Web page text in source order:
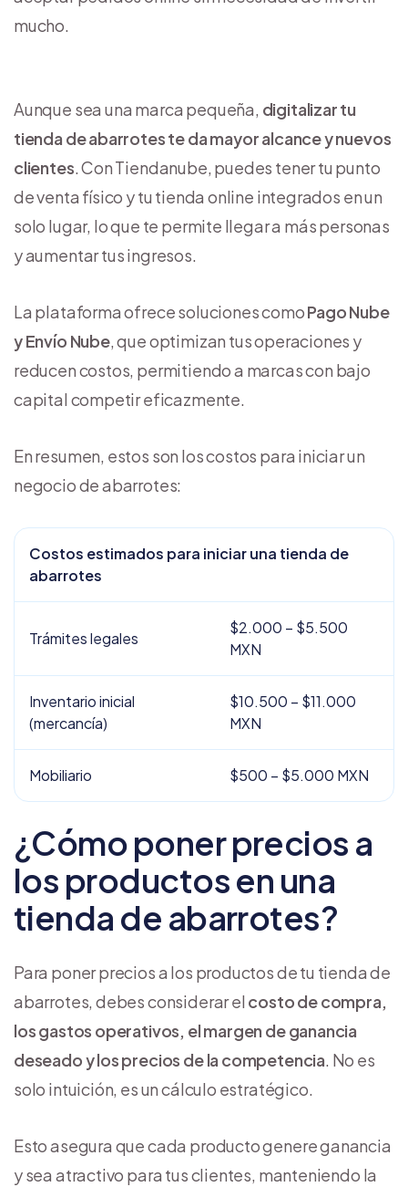
mucho.
Aunque sea una marca pequeña, digitalizar tu
tienda de abarrotes te da mayor alcance y nuevos
clientes. Con Tiendanube, puedes tener tu punto
de venta físico y tu tienda online integrados en un
solo lugar, lo que te permite llegar a más personas
y aumentar tus ingresos.
La plataforma ofrece soluciones comoPago Nube
y Envío Nube, que optimizan tus operaciones y
reducen costos, permitiendo a marcas con bajo
capital competir eficazmente.
En resumen, estos son los costos para iniciar un
negocio de abarrotes:
Costos estimados para iniciar una tienda de
abarrotes
Trámites legales
$2.000 – $5.500
MXN
Inventario inicial
(mercancía)
$10.500 – $11.000
MXN
Mobiliario $500 – $5.000 MXN
¿Cómo poner precios a
los productos en una
tienda de abarrotes?
Para poner precios a los productos de tu tienda de
abarrotes, debes considerar el costo de compra,
los gastos operativos, el margen de ganancia
deseado y los precios de la competencia. No es
solo intuición, es un cálculo estratégico.
Esto asegura que cada producto genere ganancia
y sea atractivo para tus clientes, manteniendo la